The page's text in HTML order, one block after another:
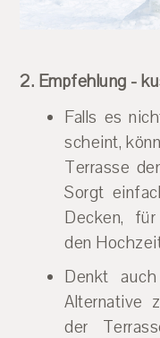
2. Empfehlung -
Falls es
scheint,
Terrasse
Sorgt
Decken,
den
Denkt
Alternative
der